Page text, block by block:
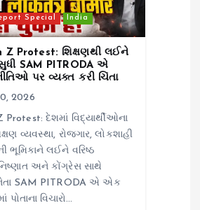
Special India
Z Protest: શિક્ષણથી લઈને
SAM PITRODA એ
પર વ્યક્ત કરી ચિંતા
2026
Protest: દેશમાં વિદ્યાર્થીઓના
વ્યવસ્થા, રોજગાર, લોકશાહી
ભૂમિકાને લઈને વરિષ્ઠ
અને કોંગ્રેસ સાથે
SAM PITRODA એ એક
પોતાના વિચારો…